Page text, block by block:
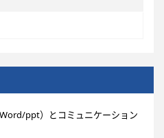
ppt）とコミュニケーション